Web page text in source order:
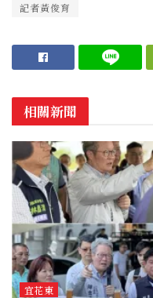
記者黃俊育
相關新聞
宜花東